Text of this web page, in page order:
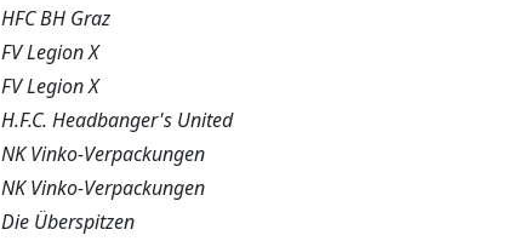
HFC BH Graz
FV Legion X
FV Legion X
H.F.C. Headbanger's United
NK Vinko-Verpackungen
NK Vinko-Verpackungen
Die Überspitzen